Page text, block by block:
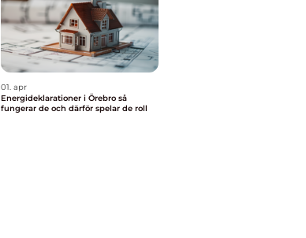
01. apr
Energideklarationer i Örebro så
fungerar de och därför spelar de roll